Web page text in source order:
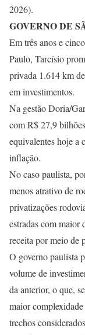
2026).
GOVERNO DE
Em três anos e
Paulo, Tarcísio
privada 1.614 km
em investimentos.
Na gestão Doria/
com R$ 27,9
equivalentes hoje a
inflação.
No caso paulista,
menos atrativo de
privatizações
estradas com maior
receita por meio de
O governo paulista
volume de
da anterior, o que,
maior
trechos